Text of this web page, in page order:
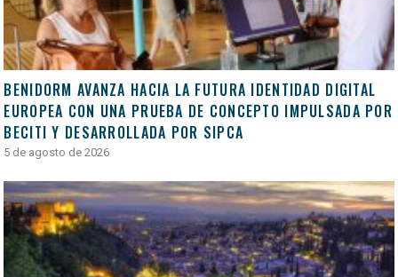
BENIDORM AVANZA HACIA LA FUTURA IDENTIDAD DIGITAL
EUROPEA CON UNA PRUEBA DE CONCEPTO IMPULSADA POR
BECITI Y DESARROLLADA POR SIPCA
5 de agosto de 2026